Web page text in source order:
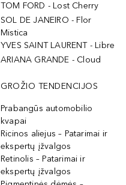
TOM FORD - Lost Cherry
SOL DE JANEIRO - Flor
Mistica
YVES SAINT LAURENT - Libre
ARIANA GRANDE - Cloud
GROŽIO TENDENCIJOS
Prabangūs automobilio
kvapai
Ricinos aliejus – Patarimai ir
ekspertų įžvalgos
Retinolis – Patarimai ir
ekspertų įžvalgos